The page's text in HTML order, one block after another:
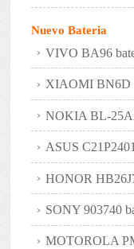
Nuevo Bateria
VIVO BA96
XIAOMI BN6D
NOKIA BL-
ASUS
HONOR
SONY 903740
MOTOROLA